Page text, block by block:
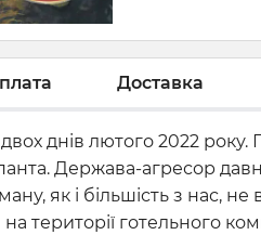
Доставка
днів лютого 2022
Держава-агресор
як і більшість з
території готельного